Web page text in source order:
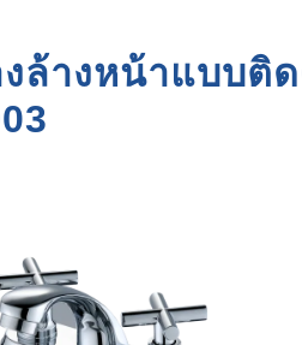
ล้างหน้าแบบติ